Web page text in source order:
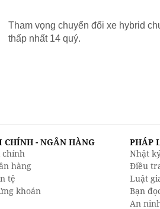
Tham vọng chuyển đổi xe hybrid
thấp nhất 14 quý.
CHÍNH - NGÂN HÀNG
chính
hàng
tệ
khoán
PHÁP
Nhật
Điều
Luật
Bạn
An